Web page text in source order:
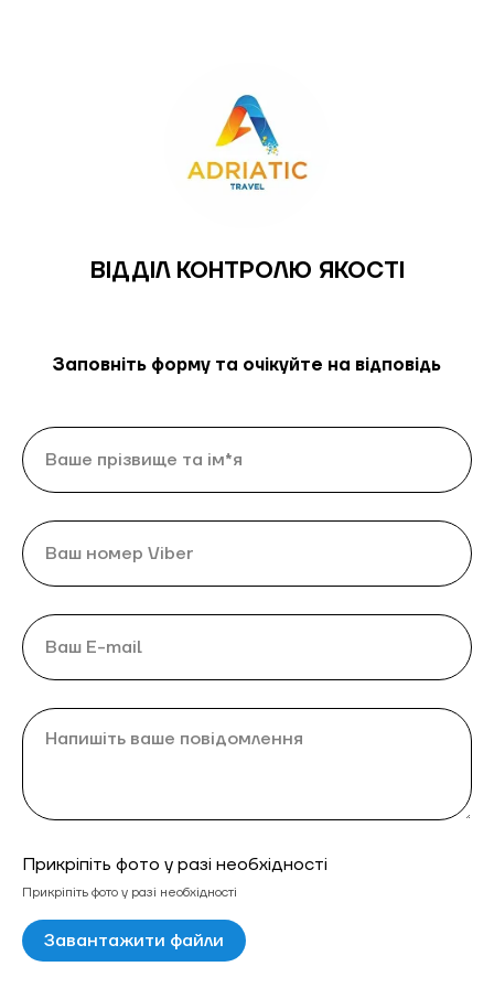
ВІДДІЛ КОНТРОЛЮ ЯКОСТІ
Заповніть форму та очікуйте на відповідь
Прикріпіть фото у разі необхідності
Прикріпіть фото у разі необхідності
Завантажити файли